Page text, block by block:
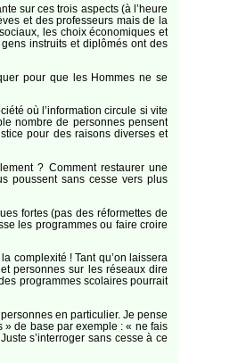
sur ces trois aspects (à l’heure
et des professeurs mais de la
les choix économiques et
instruits et diplômés ont des
pour que les Hommes ne se
où l’information circule si vite
nombre de personnes pensent
pour des raisons diverses et
? Comment restaurer une
poussent sans cesse vers plus
fortes (pas des réformettes de
les programmes ou faire croire
complexité ! Tant qu’on laissera
personnes sur les réseaux dire
programmes scolaires pourrait
en particulier. Je pense
» de base par exemple : « ne fais
s’interroger sans cesse à ce